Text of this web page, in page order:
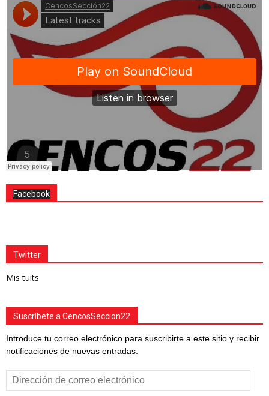
Facebook
Twitter
Mis tuits
Suscríbete a CencosSeccion22
Introduce tu correo electrónico para suscribirte a este sitio y recibir
notificaciones de nuevas entradas.
Dirección
de